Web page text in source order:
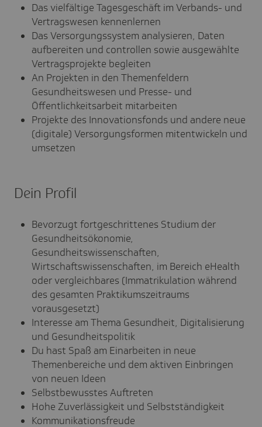
Das vielfältige Tagesgeschäft im Verbands- und
Vertragswesen kennenlernen
Das Versorgungssystem analysieren, Daten
aufbereiten und controllen sowie ausgewählte
Vertragsprojekte begleiten
An Projekten in den Themenfeldern
Gesundheitswesen und Presse- und
Öffentlichkeitsarbeit mitarbeiten
Projekte des Innovationsfonds und andere neue
(digitale) Versorgungsformen mitentwickeln und
umsetzen
Dein Profil
Bevorzugt fortgeschrittenes Studium der
Gesundheitsökonomie,
Gesundheitswissenschaften,
Wirtschaftswissenschaften, im Bereich eHealth
oder vergleichbares (Immatrikulation während
des gesamten Praktikumszeitraums
vorausgesetzt)
Interesse am Thema Gesundheit, Digitalisierung
und Gesundheitspolitik
Du hast Spaß am Einarbeiten in neue
Themenbereiche und dem aktiven Einbringen
von neuen Ideen
Selbstbewusstes Auftreten
Hohe Zuverlässigkeit und Selbstständigkeit
Kommunikationsfreude